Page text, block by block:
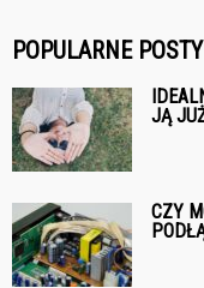
POPULARNE POSTY
JĄ
CZY